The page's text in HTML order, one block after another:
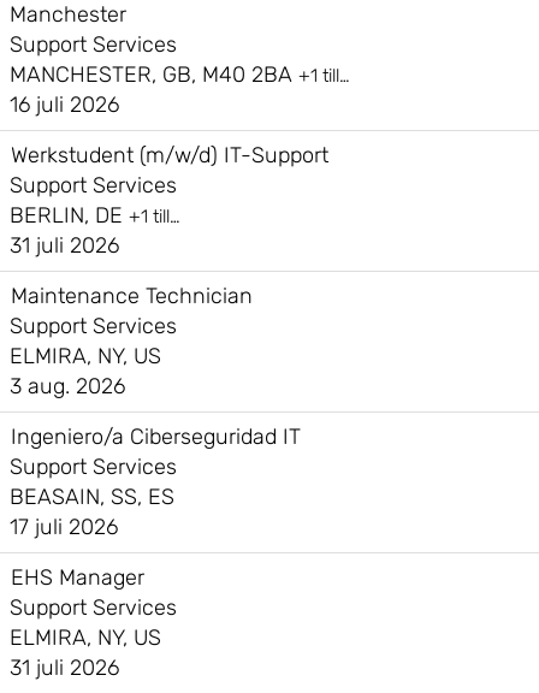
Manchester
Support Services
MANCHESTER, GB, M40 2BA +1 till…
16 juli 2026
Werkstudent (m/w/d) IT-Support
Support Services
BERLIN, DE +1 till…
31 juli 2026
Maintenance Technician
Support Services
ELMIRA, NY, US
3 aug. 2026
Ingeniero/a Ciberseguridad IT
Support Services
BEASAIN, SS, ES
17 juli 2026
EHS Manager
Support Services
ELMIRA, NY, US
31 juli 2026